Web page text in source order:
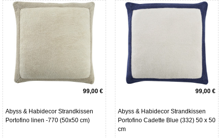
99,00 €
Abyss & Habidecor Strandkissen
Portofino linen -770 (50x50 cm)
99,00 €
Abyss & Habidecor Strandkissen
Portofino Cadette Blue (332) 50 x 50
cm